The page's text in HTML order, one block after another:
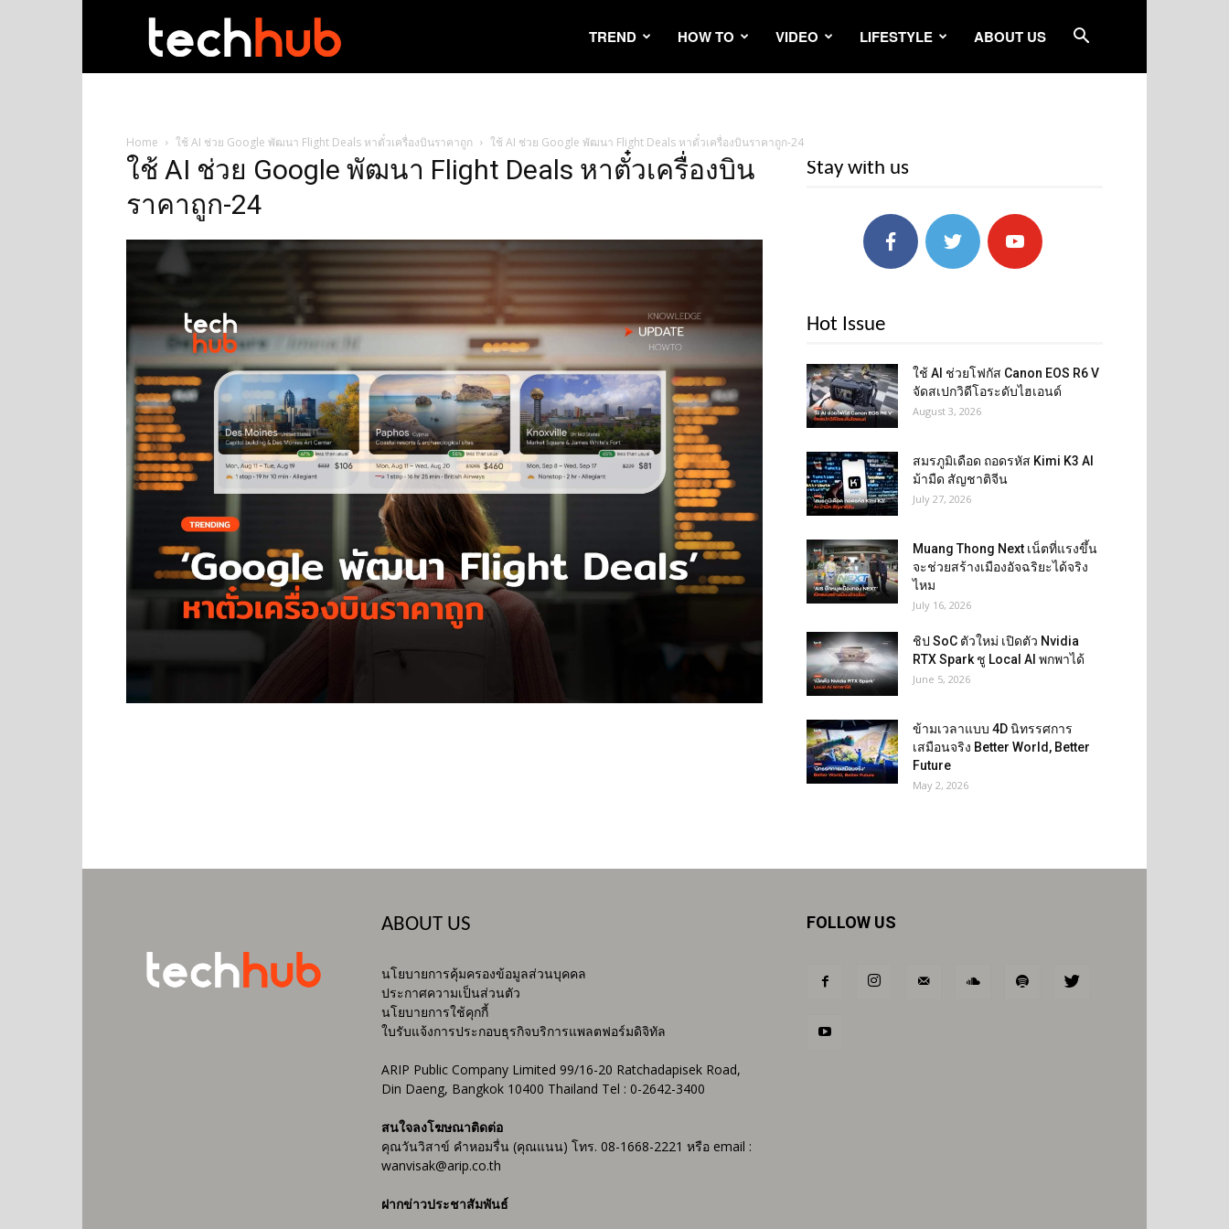
TREND HOW TO VIDEO LIFESTYLE ABOUT US
Home ใช้ AI ช่วย Google พัฒนา Flight Deals หาตั๋วเครื่องบินราคาถูก ใช้ AI ช่วย Google พัฒนา Flight Deals หาตั๋วเครื่องบินราคาถูก-24
ใช้ AI ช่วย Google พัฒนา Flight Deals หาตั๋วเครื่องบิน
ราคาถูก-24
Stay with us
Hot Issue
ใช้ AI ช่วยโฟกัส Canon EOS R6 V
จัดสเปกวิดีโอระดับไฮเอนด์
August 3, 2026
สมรภูมิเดือด ถอดรหัส Kimi K3 AI
ม้ามืด สัญชาติจีน
July 27, 2026
Muang Thong Next เน็ตที่แรงขึ้น
จะช่วยสร้างเมืองอัจฉริยะได้จริง
ไหม
July 16, 2026
ชิป SoC ตัวใหม่ เปิดตัว Nvidia
RTX Spark ชู Local AI พกพาได้
June 5, 2026
ข้ามเวลาแบบ 4D นิทรรศการ
เสมือนจริง Better World, Better
Future
May 2, 2026
ABOUT US
นโยบายการคุ้มครองข้อมูลส่วนบุคคล
ประกาศความเป็นส่วนตัว
นโยบายการใช้คุกกี้
ใบรับแจ้งการประกอบธุรกิจบริการแพลตฟอร์มดิจิทัล
ARIP Public Company Limited 99/16-20 Ratchadapisek Road,
Din Daeng, Bangkok 10400 Thailand Tel : 0-2642-3400
สนใจลงโฆษณาติดต่อ
คุณวันวิสาข์ คำหอมรื่น (คุณแนน) โทร. 08-1668-2221 หรือ email :
wanvisak@arip.co.th
ฝากข่าวประชาสัมพันธ์
FOLLOW US